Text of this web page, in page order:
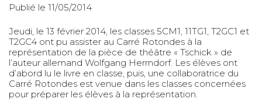
Publié le 11/05/2014
Jeudi, le 13 février 2014, les classes 5CM1, 11TG1, T2GC1 et
T2GC4 ont pu assister au Carré Rotondes à la
représentation de la pièce de théâtre « Tschick » de
l’auteur allemand Wolfgang Herrndorf. Les élèves ont
d’abord lu le livre en classe, puis, une collaboratrice du
Carré Rotondes est venue dans les classes concernées
pour préparer les élèves à la représentation.